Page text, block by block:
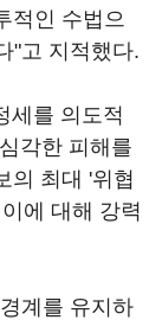
적인 수법으
"고 지적했다.
세를 의도적
각한 피해를
의 최대 '위협
에 대해 강력
계를 유지하